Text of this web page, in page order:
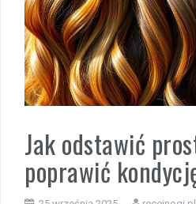
Jak odstawić
poprawić